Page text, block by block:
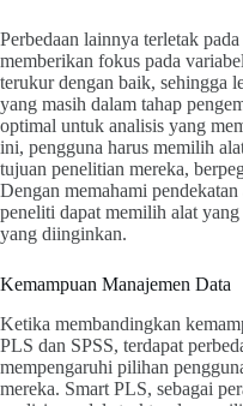
Perbedaan lainnya terletak
memberikan fokus pada
terukur dengan baik, sehingga
yang masih dalam tahap
optimal untuk analisis yang
ini, pengguna harus memilih
tujuan penelitian mereka,
Dengan memahami
peneliti dapat memilih alat
yang diinginkan.
Kemampuan Manajemen Data
Ketika membandingkan
PLS dan SPSS, terdapat
mempengaruhi pilihan
mereka. Smart PLS, sebagai